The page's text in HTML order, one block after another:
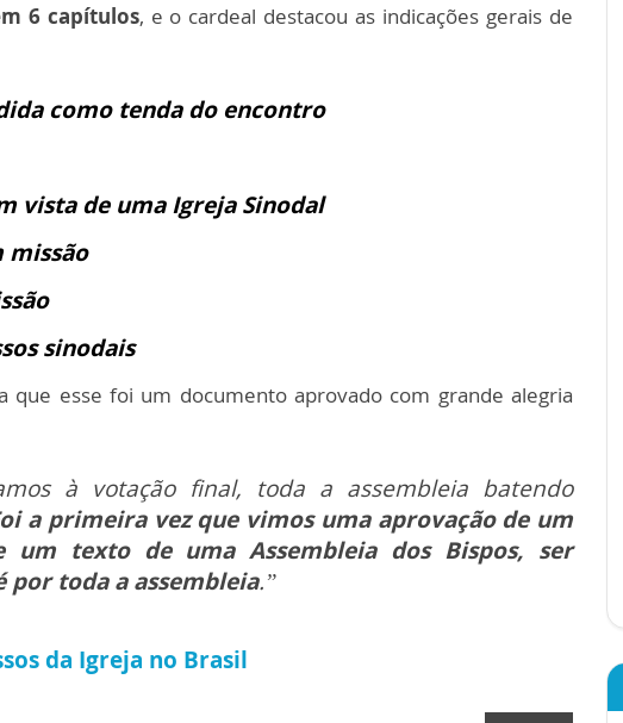
6 capítulos, e o cardeal destacou as indicações gerais de
como tenda do encontro
vista de uma Igreja Sinodal
missão
sinodais
que esse foi um documento aprovado com grande alegria
à votação final, toda a assembleia batendo
a primeira vez que vimos uma aprovação de um
um texto de uma Assembleia dos Bispos, ser
por toda a assembleia.”
da Igreja no Brasil